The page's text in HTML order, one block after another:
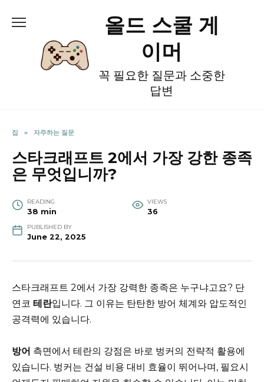
올드 스쿨 게
이머
꼭 필요한 질문과 소중한
답변
집 » 자주하는 질문
스타크래프트 2에서 가장 강한 종족
은 무엇입니까?
READING
38 min
VIEWS
36
PUBLISHED BY
June 22, 2025
스타크래프트 2에서 가장 강력한 종족은 누구냐고요? 단
연코 테란입니다. 그 이유는 탄탄한 방어 체계와 압도적인
공격력에 있습니다.
방어 측면에서 테란의 강점은 바로 벙커의 전략적 활용에
있습니다. 벙커는 건설 비용 대비 효율이 뛰어나며, 필요시